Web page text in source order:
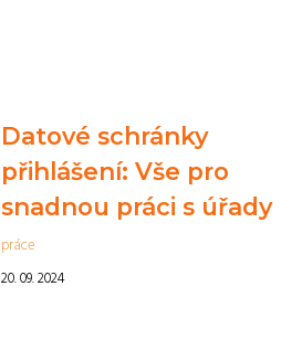
Datové schránky
přihlášení: Vše pro
snadnou práci s úřady
práce
20. 09. 2024